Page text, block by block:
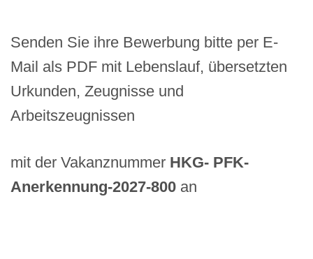
Senden Sie ihre Bewerbung bitte per E-
Mail als PDF mit Lebenslauf, übersetzten
Urkunden, Zeugnisse und
Arbeitszeugnissen
mit der Vakanznummer HKG- PFK-
Anerkennung-2027-800 an